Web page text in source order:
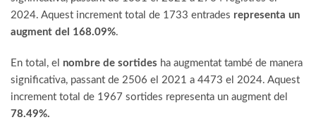
2024. Aquest increment total de 1733 entrades representa un
augment del 168.09%.
En total, el nombre de sortides ha augmentat també de manera
significativa, passant de 2506 el 2021 a 4473 el 2024. Aquest
increment total de 1967 sortides representa un augment del
78.49%.